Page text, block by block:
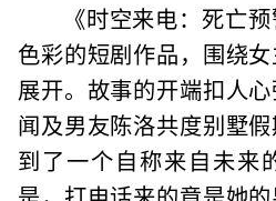
《时空来电：死亡
色彩的短剧作品，围绕
展开。故事的开端扣人
闻及男友陈洛共度别墅
到了一个自称来自未来